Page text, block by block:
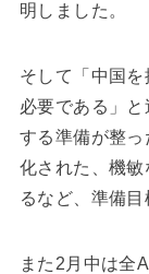
明しました。
そして「中国
必要である」
する準備が整
化された、機
るなど、準備目
また2月中は全